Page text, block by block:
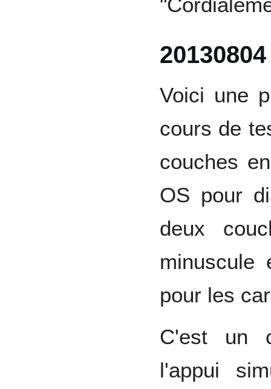
20130804
Voici une
cours de
couches
OS pour
deux
minuscule
pour les
C'est un
l'appui